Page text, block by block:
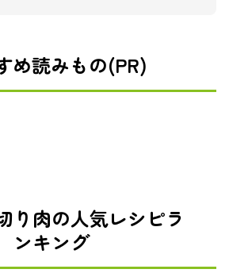
め読みもの(PR)
り肉の人気レシピラ
ンキング